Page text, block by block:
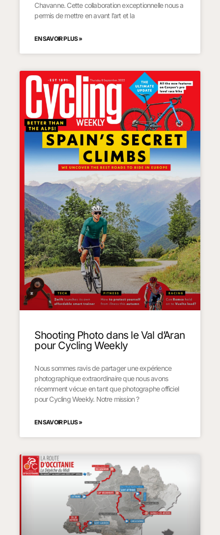
Chavanne. Cette collaboration exceptionnelle nous a
permis de mettre en avant l’art et la
EN SAVOIR PLUS »
Shooting Photo dans le Val d’Aran
pour Cycling Weekly
Nous sommes ravis de partager une expérience
photographique extraordinaire que nous avons
récemment vécue en tant que photographe officiel
pour Cycling Weekly. Notre mission ?
EN SAVOIR PLUS »